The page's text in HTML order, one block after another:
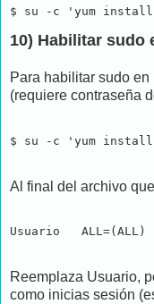
$ su -c 'yum
10) Habilitar sudo
Para habilitar sudo en
(requiere contraseña
$ su -c 'yum install
Al final del archivo
Usuario   ALL=(ALL)
Reemplaza Usuario,
como inicias sesión